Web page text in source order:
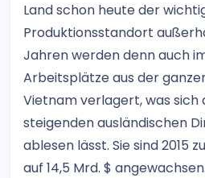
Land schon heute der
Produktionsstandort
Jahren werden denn auch
Arbeitsplätze aus der
Vietnam verlagert, was sich
steigenden ausländischen
ablesen lässt. Sie sind 2015
auf 14,5 Mrd. $